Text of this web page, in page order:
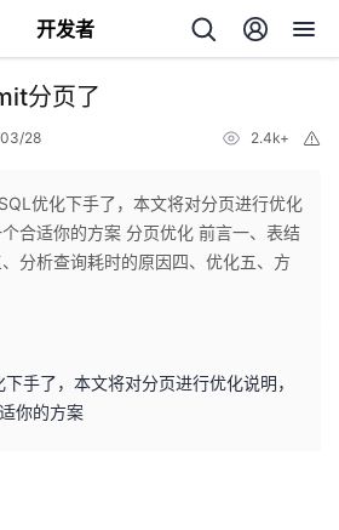
开发者
分页了
28 2.4k+
优化下手了，本文将对分页进行优化
合适你的方案 分页优化 前言一、表结
分析查询耗时的原因四、优化五、方
手了，本文将对分页进行优化说明，
你的方案